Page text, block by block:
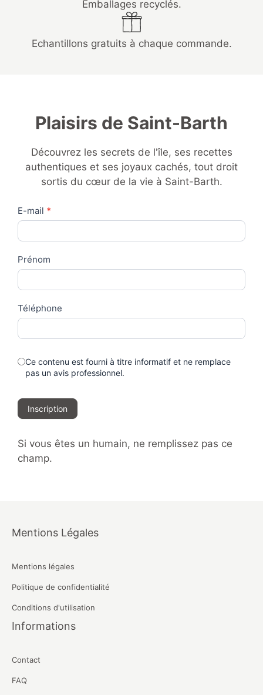
Emballages recyclés.
Echantillons gratuits à chaque commande.
Plaisirs de Saint-Barth
Découvrez les secrets de l'île, ses recettes
authentiques et ses joyaux cachés, tout droit
sortis du cœur de la vie à Saint-Barth.
Contact
Us
E-mail *
Prénom
Téléphone
Ce contenu est fourni à titre informatif et ne remplace
pas un avis professionnel.
Inscription
Si vous êtes un humain, ne remplissez pas ce
champ.
Mentions Légales
Mentions légales
Politique de confidentialité
Conditions d'utilisation
Informations
Contact
FAQ